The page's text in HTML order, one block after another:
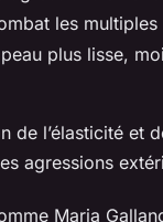
les multiples
plus lisse,
de l’élasticité et
agressions
Maria